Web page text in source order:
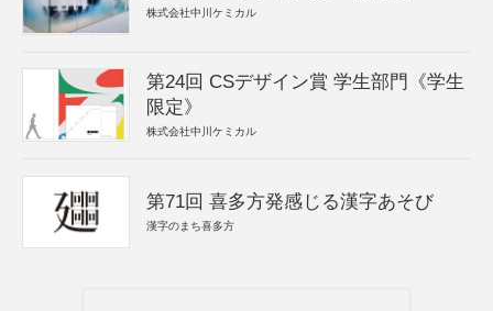
株式会社中川ケミカル
第24回 CSデザイン賞 学生部門《学生
限定》
株式会社中川ケミカル
第71回 喜多方発感じる漢字あそび
漢字のまち喜多方